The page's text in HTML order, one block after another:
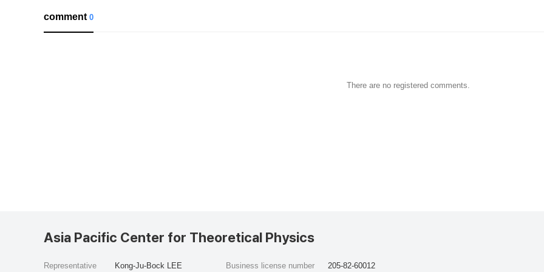
comment0
There are no registered comments.
Asia Pacific Center for Theoretical Physics
Representative Kong-Ju-Bock LEE Business license number 205-82-60012